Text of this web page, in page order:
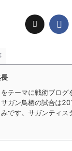
テーマに戦術ブロ
ガン鳥栖の試合は
です。サガンティ